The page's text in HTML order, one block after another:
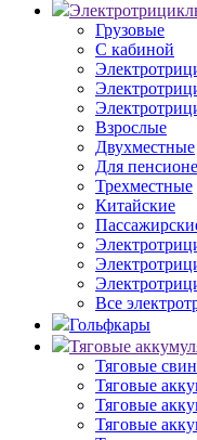
Грузовые
С кабиной
Взрослые
Двухместные
Для
Трехместные
Китайские
Все
Гольфкары
Тяговые
Тяговые
Тяговые
Тяговые
Тяговые